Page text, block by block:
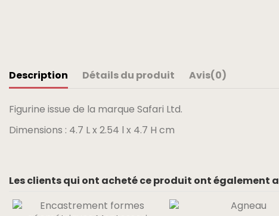
Description Détails du produit Avis(0)
Figurine issue de la marque Safari Ltd.
Dimensions : 4.7 L x 2.54 l x 4.7 H cm
Les clients qui ont acheté ce produit ont également